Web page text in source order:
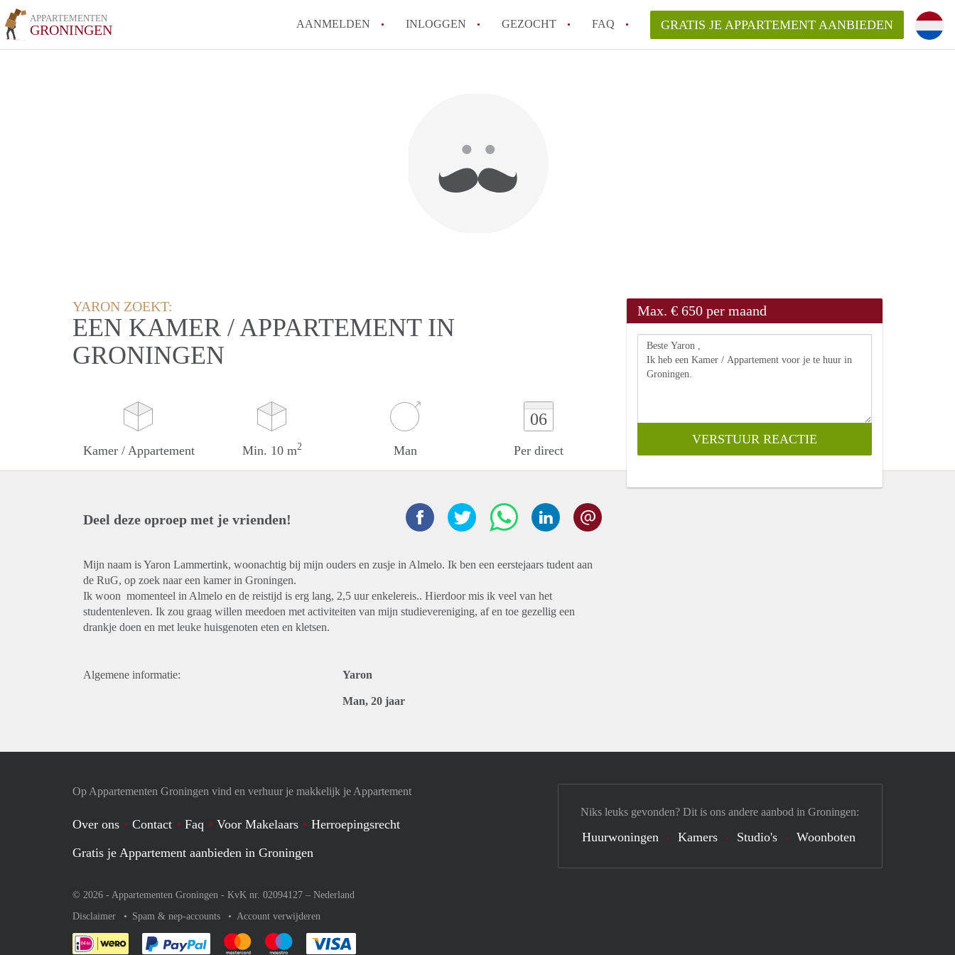
APPARTEMENTEN
GRONINGEN AANMELDEN INLOGGEN GEZOCHT FAQ
Wat is AppartementenGroningen?
Wat is de privacyverklaring van AppartementenGroningen?
Alle veelgestelde vragen
GRATIS JE APPARTEMENT AANBIEDEN
YARON ZOEKT:
EEN KAMER / APPARTEMENT IN
GRONINGEN
Kamer / Appartement Min. 10 m2 Man
06
Per direct
Max. € 650 per maand
Deel deze oproep met je vrienden!
Mijn naam is Yaron Lammertink, woonachtig bij mijn ouders en zusje in Almelo. Ik ben een eerstejaars tudent aan
de RuG, op zoek naar een kamer in Groningen.
Ik woon momenteel in Almelo en de reistijd is erg lang, 2,5 uur enkelereis.. Hierdoor mis ik veel van het
studentenleven. Ik zou graag willen meedoen met activiteiten van mijn studievereniging, af en toe gezellig een
drankje doen en met leuke huisgenoten eten en kletsen.
Algemene informatie: Yaron
Man, 20 jaar
Op Appartementen Groningen vind en verhuur je makkelijk je Appartement
Over ons Contact Faq Voor Makelaars
Herroepingsrecht
Gratis je Appartement aanbieden in Groningen
© 2026 - Appartementen Groningen - KvK nr. 02094127 – Nederland
Disclaimer
Spam & nep-accounts Account verwijderen
Je rekent gemakkelijk af met Paypal
Je rekent gemakkelijk af met Mastercard
Je rekent gemakkelijk af met Meastro
Niks leuks gevonden? Dit is ons andere aanbod in Groningen:
Huurwoningen Kamers Studio's Woonboten